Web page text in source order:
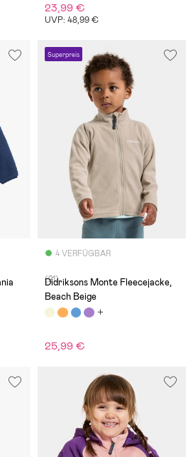
23,99 €
UVP: 48,99 €
Superpreis
4 VERFÜGBAR
(21)
Didriksons Monte Fleecejacke,
Beach Beige
25,99 €